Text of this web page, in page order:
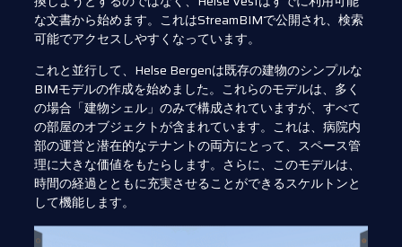
な文書から始めます。これはStreamBIMで公開され、検索
可能でアクセスしやすくなっています。
これと並行して、Helse Bergenは既存の建物のシンプルな
BIMモデルの作成を始めました。これらのモデルは、多く
の場合「建物シェル」のみで構成されていますが、すべて
の部屋のオブジェクトが含まれています。これは、病院内
部の運営と潜在的なテナントの両方にとって、スペース管
理に大きな価値をもたらします。さらに、このモデルは、
時間の経過とともに充実させることができるスケルトンと
して機能します。